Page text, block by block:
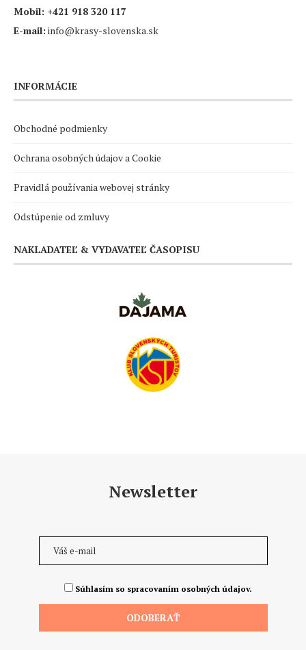
Mobil: +421 918 320 117
E-mail: info@krasy-slovenska.sk
INFORMÁCIE
Obchodné podmienky
Ochrana osobných údajov a Cookie
Pravidlá používania webovej stránky
Odstúpenie od zmluvy
NAKLADATEĽ & VYDAVATEĽ ČASOPISU
Newsletter
Súhlasím so spracovaním osobných údajov.